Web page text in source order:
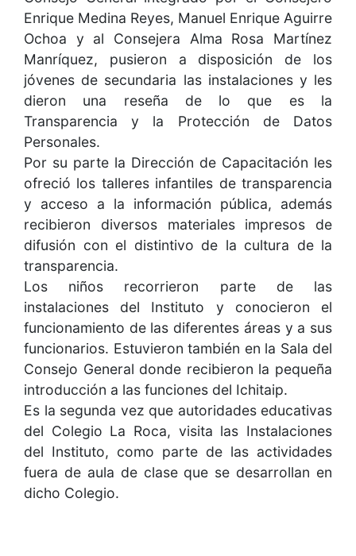
Enrique Medina Reyes, Manuel Enrique Aguirre
Ochoa y al Consejera Alma Rosa Martínez
Manríquez, pusieron a disposición de los
jóvenes de secundaria las instalaciones y les
dieron una reseña de lo que es la
Transparencia y la Protección de Datos
Personales.
Por su parte la Dirección de Capacitación les
ofreció los talleres infantiles de transparencia
y acceso a la información pública, además
recibieron diversos materiales impresos de
difusión con el distintivo de la cultura de la
transparencia.
Los niños recorrieron parte de las
instalaciones del Instituto y conocieron el
funcionamiento de las diferentes áreas y a sus
funcionarios. Estuvieron también en la Sala del
Consejo General donde recibieron la pequeña
introducción a las funciones del Ichitaip.
Es la segunda vez que autoridades educativas
del Colegio La Roca, visita las Instalaciones
del Instituto, como parte de las actividades
fuera de aula de clase que se desarrollan en
dicho Colegio.